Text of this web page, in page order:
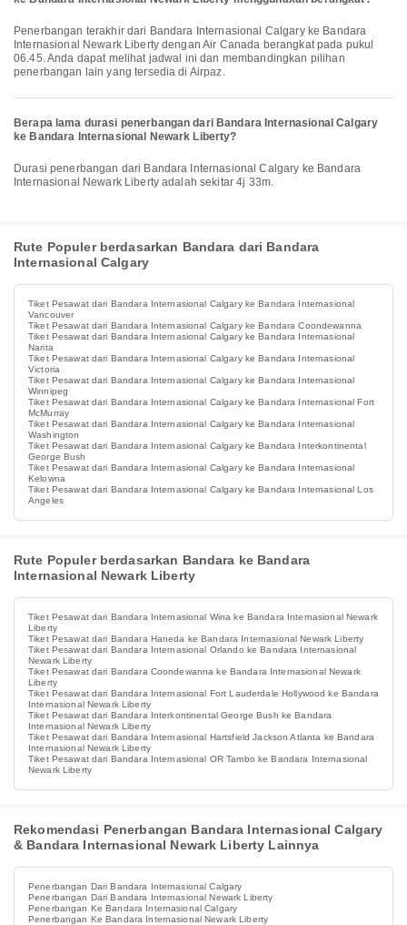
Penerbangan terakhir dari Bandara Internasional Calgary ke Bandara
Internasional Newark Liberty dengan Air Canada berangkat pada pukul
06.45. Anda dapat melihat jadwal ini dan membandingkan pilihan
penerbangan lain yang tersedia di Airpaz.
Berapa lama durasi penerbangan dari Bandara Internasional Calgary
ke Bandara Internasional Newark Liberty?
Durasi penerbangan dari Bandara Internasional Calgary ke Bandara
Internasional Newark Liberty adalah sekitar 4j 33m.
Rute Populer berdasarkan Bandara dari Bandara
Internasional Calgary
Tiket Pesawat dari Bandara Internasional Calgary ke Bandara Internasional
Vancouver
Tiket Pesawat dari Bandara Internasional Calgary ke Bandara Coondewanna
Tiket Pesawat dari Bandara Internasional Calgary ke Bandara Internasional
Narita
Tiket Pesawat dari Bandara Internasional Calgary ke Bandara Internasional
Victoria
Tiket Pesawat dari Bandara Internasional Calgary ke Bandara Internasional
Winnipeg
Tiket Pesawat dari Bandara Internasional Calgary ke Bandara Internasional Fort
McMurray
Tiket Pesawat dari Bandara Internasional Calgary ke Bandara Internasional
Washington
Tiket Pesawat dari Bandara Internasional Calgary ke Bandara Interkontinental
George Bush
Tiket Pesawat dari Bandara Internasional Calgary ke Bandara Internasional
Kelowna
Tiket Pesawat dari Bandara Internasional Calgary ke Bandara Internasional Los
Angeles
Rute Populer berdasarkan Bandara ke Bandara
Internasional Newark Liberty
Tiket Pesawat dari Bandara Internasional Wina ke Bandara Internasional Newark
Liberty
Tiket Pesawat dari Bandara Haneda ke Bandara Internasional Newark Liberty
Tiket Pesawat dari Bandara Internasional Orlando ke Bandara Internasional
Newark Liberty
Tiket Pesawat dari Bandara Coondewanna ke Bandara Internasional Newark
Liberty
Tiket Pesawat dari Bandara Internasional Fort Lauderdale Hollywood ke Bandara
Internasional Newark Liberty
Tiket Pesawat dari Bandara Interkontinental George Bush ke Bandara
Internasional Newark Liberty
Tiket Pesawat dari Bandara Internasional Hartsfield Jackson Atlanta ke Bandara
Internasional Newark Liberty
Tiket Pesawat dari Bandara Internasional OR Tambo ke Bandara Internasional
Newark Liberty
Rekomendasi Penerbangan Bandara Internasional Calgary
& Bandara Internasional Newark Liberty Lainnya
Penerbangan Dari Bandara Internasional Calgary
Penerbangan Dari Bandara Internasional Newark Liberty
Penerbangan Ke Bandara Internasional Calgary
Penerbangan Ke Bandara Internasional Newark Liberty